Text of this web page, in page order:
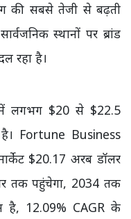
की सबसे तेजी से बढ़ती
स्थानों पर ब्रांड
रहा है।
में लगभग $20 से $22.5
Fortune Business
$20.17 अरब डॉलर
तक पहुंचेगा, 2034 तक
है, 12.09% CAGR के